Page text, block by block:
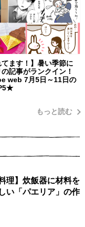
てます！】暑い季節に
記事がランクイン！
web 7月5日～11日の
もっと読む
理】炊飯器に材料を
い「パエリア」の作